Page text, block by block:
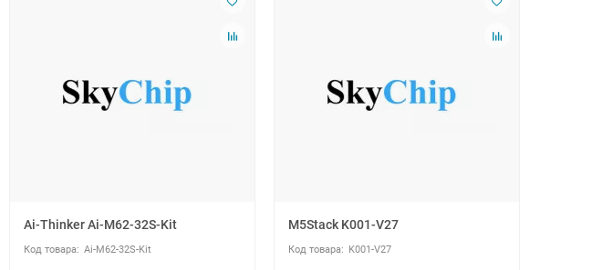
Ai-Thinker Ai-M62-32S-Kit
Ai-M62-32S-Kit
M5Stack K001-V27
K001-V27